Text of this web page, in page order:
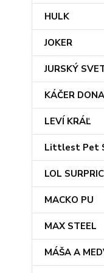
HULK
JOKER
JURSKÝ
KÁČER
LEVÍ KRÁĽ
Littlest Pet
LOL
MACKO PU
MAX STEEL
MÁŠA A